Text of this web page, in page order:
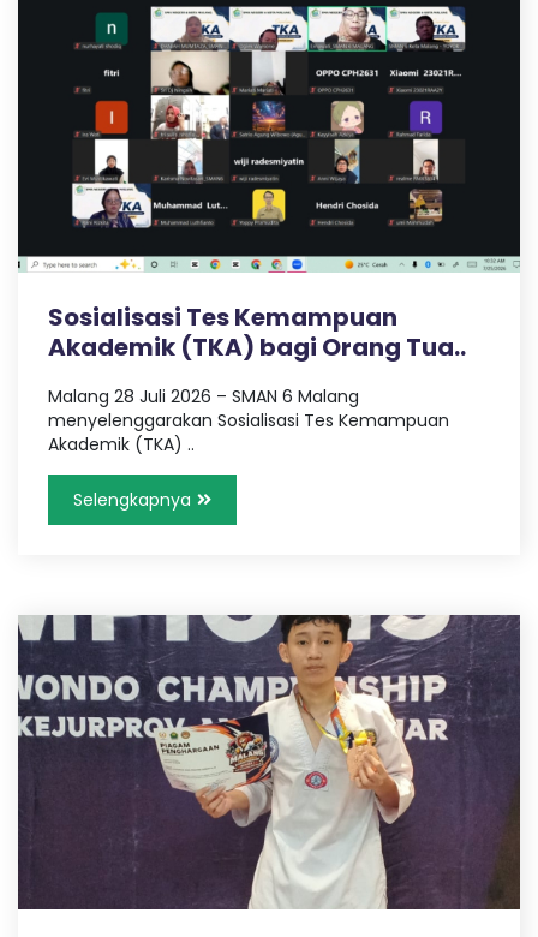
Sosialisasi Tes Kemampuan
Akademik (TKA) bagi Orang Tua..
Malang 28 Juli 2026 – SMAN 6 Malang
menyelenggarakan Sosialisasi Tes Kemampuan
Akademik (TKA) ..
Selengkapnya